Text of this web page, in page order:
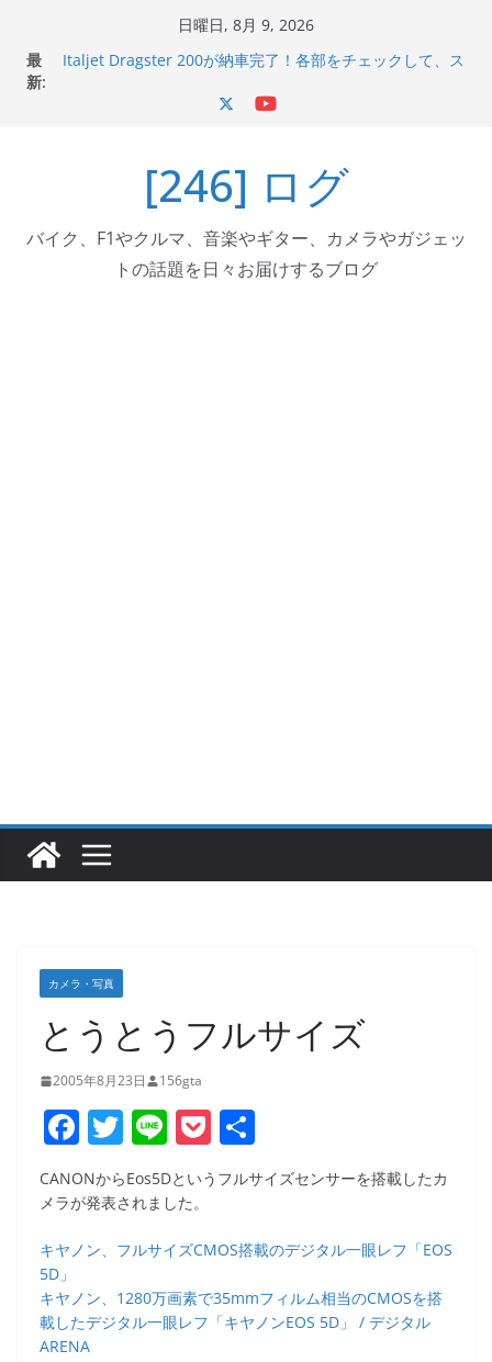
日曜日, 8月 9, 2026
最
新:
Italjet Dragster 200が納車完了！各部をチェックして、ス
器エフェクターが返礼品でもらえる！
Italjet Dragster 200のフロントISSサスの動きが判ったら
コーナリングが楽しくなった
[246] ログ
バイク、F1やクルマ、音楽やギター、カメラやガジェッ
トの話題を日々お届けするブログ
カメラ・写真
とうとうフルサイズ
2005年8月23日 156gta
F
a
c
e
b
o
o
T
w
itt
er
Li
n
e
P
o
ck
et
有
CANONからEos5Dというフルサイズセンサーを搭載したカ
メラが発表されました。
キヤノン、フルサイズCMOS搭載のデジタル一眼レフ「EOS
5D」
キヤノン、1280万画素で35mmフィルム相当のCMOSを搭
載したデジタル一眼レフ「キヤノンEOS 5D」 / デジタル
ARENA